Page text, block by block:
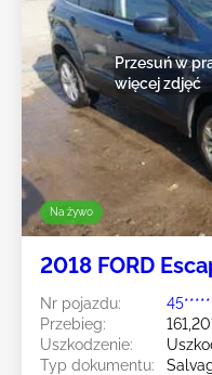
Na żywo
Przesuń w
więcej zdjęć
2018 FORD
Nr pojazdu:
Przebieg:
Uszkodzenie:
Typ dokumentu: